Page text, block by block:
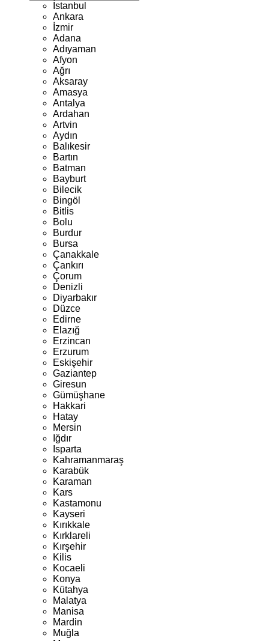
İstanbul
Ankara
İzmir
Adana
Adıyaman
Afyon
Ağrı
Aksaray
Amasya
Antalya
Ardahan
Artvin
Aydın
Balıkesir
Bartın
Batman
Bayburt
Bilecik
Bingöl
Bitlis
Bolu
Burdur
Bursa
Çanakkale
Çankırı
Çorum
Denizli
Diyarbakır
Düzce
Edirne
Elazığ
Erzincan
Erzurum
Eskişehir
Gaziantep
Giresun
Gümüşhane
Hakkari
Hatay
Mersin
Iğdır
Isparta
Kahramanmaraş
Karabük
Karaman
Kars
Kastamonu
Kayseri
Kırıkkale
Kırklareli
Kırşehir
Kilis
Kocaeli
Konya
Kütahya
Malatya
Manisa
Mardin
Muğla